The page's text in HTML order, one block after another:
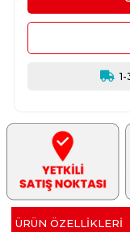
ÜRÜN ÖZELLIKLERI